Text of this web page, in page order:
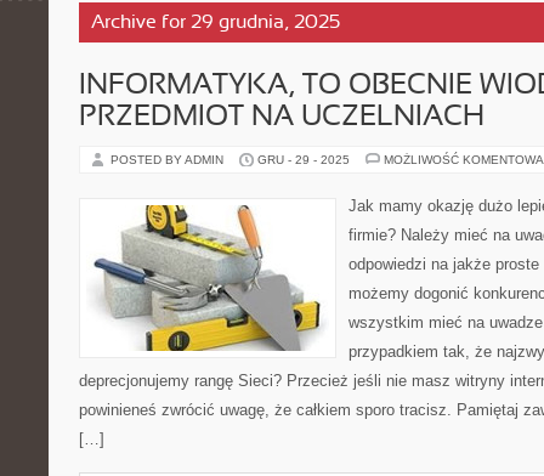
Archive for 29 grudnia, 2025
INFORMATYKA, TO OBECNIE
PRZEDMIOT NA UCZELNIACH
POSTED BY ADMIN GRU - 29 - 2025 MOŻLIWOŚĆ
Jak mamy okazję dużo
firmie? Należy mieć na
odpowiedzi na jakże
możemy dogonić
wszystkim mieć na
przypadkiem tak, że
deprecjonujemy rangę Sieci? Przecież jeśli nie masz witryny
powinieneś zwrócić uwagę, że całkiem sporo tracisz. Pamiętaj
[…]